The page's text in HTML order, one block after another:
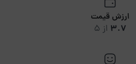
ارزش قیمت
3.7 از 5